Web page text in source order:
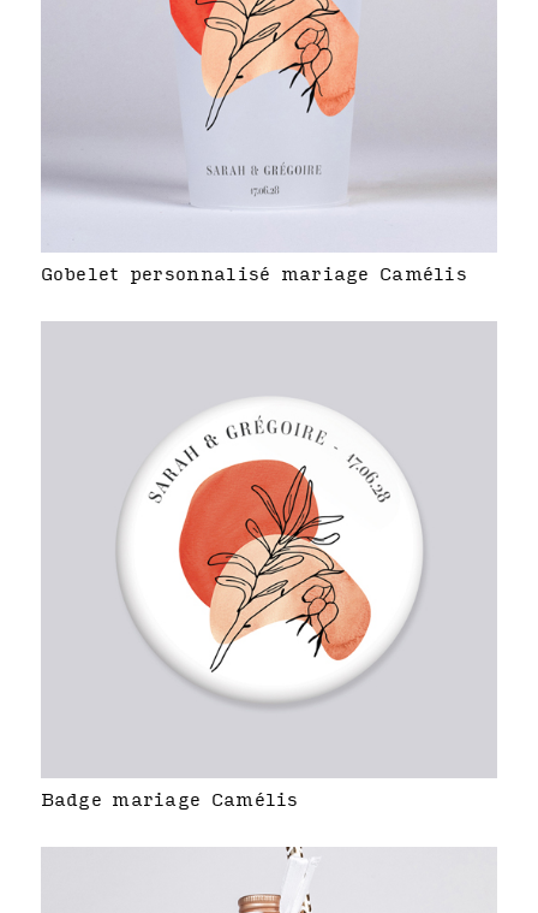
Gobelet personnalisé mariage Camélis
Badge mariage Camélis